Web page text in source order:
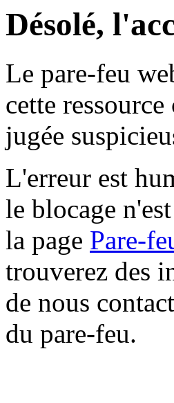
Désolé,
Le pare-feu
cette
jugée
L'erreur est
le blocage
la page Pare-
trouverez des
de nous
du pare-feu.